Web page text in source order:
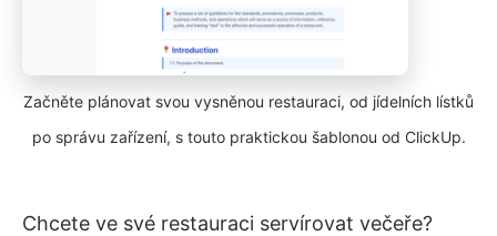
Začněte plánovat svou vysněnou restauraci, od jídelních lístků
po správu zařízení, s touto praktickou šablonou od ClickUp.
Chcete ve své restauraci servírovat večeře?